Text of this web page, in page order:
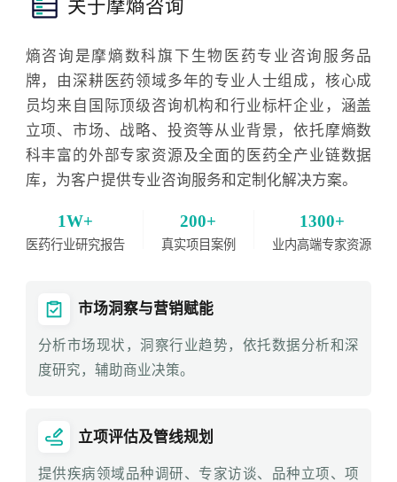
关于摩熵咨询
熵咨询是摩熵数科旗下生物医药专业咨询服务品
牌，由深耕医药领域多年的专业人士组成，核心成
员均来自国际顶级咨询机构和行业标杆企业，涵盖
立项、市场、战略、投资等从业背景，依托摩熵数
科丰富的外部专家资源及全面的医药全产业链数据
库，为客户提供专业咨询服务和定制化解决方案。
1W+
医药行业研究报告
200+
真实项目案例
1300+
业内高端专家资源
市场洞察与营销赋能
分析市场现状，洞察行业趋势，依托数据分析和深
度研究，辅助商业决策。
立项评估及管线规划
提供疾病领域品种调研、专家访谈、品种立项、项